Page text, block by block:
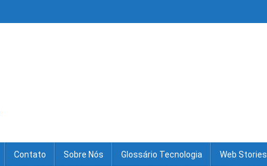
Contato Sobre Nós Glossário Tecnologia Web Stories